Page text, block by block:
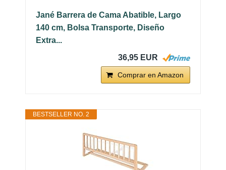
Jané Barrera de Cama Abatible, Largo
140 cm, Bolsa Transporte, Diseño
Extra...
36,95 EUR
Comprar en Amazon
BESTSELLER NO. 2